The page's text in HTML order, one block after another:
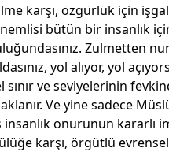
karşı, özgürlük için
bütün bir insanlık
Zulmetten
yol alıyor, yol
ve seviyelerinin
Ve yine sadece
onurunun kararlı
karşı, örgütlü